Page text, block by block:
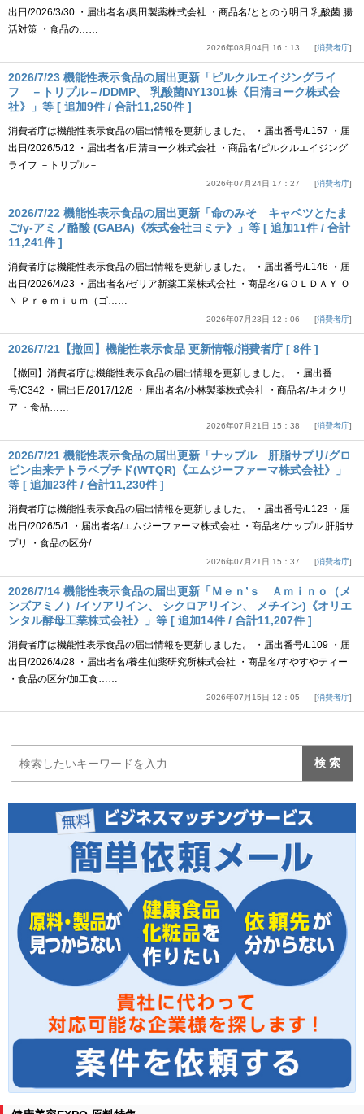
出日/2026/3/30 ・届出者名/奥田製薬株式会社 ・商品名/ととのう明日 乳酸菌 腸
活対策 ・食品の……
2026年08月04日 16：13 消費者庁
2026/7/23 機能性表示食品の届出更新「ピルクルエイジングライ
フ －トリプル－/DDMP、 乳酸菌NY1301株《日清ヨーク株式会
社》」等 [ 追加9件 / 合計11,250件 ]
消費者庁は機能性表示食品の届出情報を更新しました。 ・届出番号/L157 ・届
出日/2026/5/12 ・届出者名/日清ヨーク株式会社 ・商品名/ピルクルエイジング
ライフ －トリプル－ ……
2026年07月24日 17：27 消費者庁
2026/7/22 機能性表示食品の届出更新「命のみそ キャベツとたま
ご/γ-アミノ酪酸 (GABA)《株式会社ヨミテ》」等 [ 追加11件 / 合計
11,241件 ]
消費者庁は機能性表示食品の届出情報を更新しました。 ・届出番号/L146 ・届
出日/2026/4/23 ・届出者名/ゼリア新薬工業株式会社 ・商品名/ＧＯＬＤＡＹ Ｏ
Ｎ Ｐｒｅｍｉｕｍ（ゴ……
2026年07月23日 12：06 消費者庁
2026/7/21【撤回】機能性表示食品 更新情報/消費者庁 [ 8件 ]
【撤回】消費者庁は機能性表示食品の届出情報を更新しました。 ・届出番
号/C342 ・届出日/2017/12/8 ・届出者名/小林製薬株式会社 ・商品名/キオクリ
ア ・食品……
2026年07月21日 15：38 消費者庁
2026/7/21 機能性表示食品の届出更新「ナップル 肝脂サプリ/グロ
ビン由来テトラペプチド(WTQR)《エムジーファーマ株式会社》」
等 [ 追加23件 / 合計11,230件 ]
消費者庁は機能性表示食品の届出情報を更新しました。 ・届出番号/L123 ・届
出日/2026/5/1 ・届出者名/エムジーファーマ株式会社 ・商品名/ナップル 肝脂サ
プリ ・食品の区分/……
2026年07月21日 15：37 消費者庁
2026/7/14 機能性表示食品の届出更新「Ｍｅｎ’ｓ Ａｍｉｎｏ（メ
ンズアミノ）/イソアリイン、 シクロアリイン、 メチイン)《オリエ
ンタル酵母工業株式会社》」等 [ 追加14件 / 合計11,207件 ]
消費者庁は機能性表示食品の届出情報を更新しました。 ・届出番号/L109 ・届
出日/2026/4/28 ・届出者名/養生仙薬研究所株式会社 ・商品名/すやすやティー
・食品の区分/加工食……
2026年07月15日 12：05 消費者庁